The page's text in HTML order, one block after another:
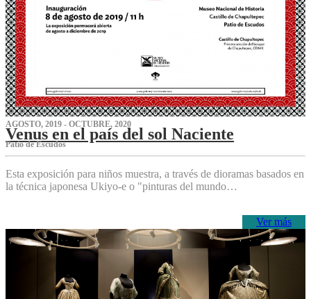
AGOSTO, 2019 - OCTUBRE, 2020
Venus en el país del sol Naciente
P‌atio de Escudos
Esta exposición para niños muestra, a través de dioramas basados en
la técnica japonesa Ukiyo-e o "pinturas del mundo…
Ver más